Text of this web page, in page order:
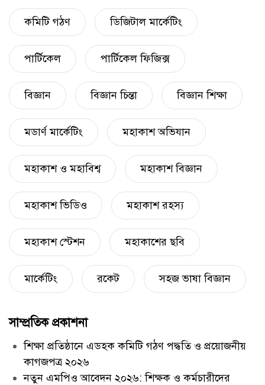
কমিটি গঠণ ডিজিটাল মার্কেটিং
পার্টিকেল পার্টিকেল ফিজিক্স
বিজ্ঞান বিজ্ঞান চিন্তা বিজ্ঞান শিক্ষা
মডার্ণ মার্কেটিং মহাকাশ অভিযান
মহাকাশ ও মহাবিশ্ব মহাকাশ বিজ্ঞান
মহাকাশ ভিডিও মহাকাশ রহস্য
মহাকাশ স্টেশন মহাকাশের ছবি
মার্কেটিং রকেট সহজ ভাষা বিজ্ঞান
সাম্প্রতিক প্রকাশনা
শিক্ষা প্রতিষ্ঠানে এডহক কমিটি গঠণ পদ্ধতি ও প্রয়োজনীয়
কাগজপত্র ২০২৬
নতুন এমপিও আবেদন ২০২৬: শিক্ষক ও কর্মচারীদের